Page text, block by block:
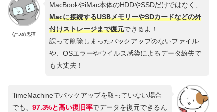
なつめ黒猫
MacBookやiMac本体のHDDやSSDだけではなく、
Macに接続するUSBメモリーやSDカードなどの外
付けストレージまで復元できるよ！
誤って削除しまったバックアップのないファイル
や、OSエラーやウイルス感染によるデータ紛失で
も大丈夫！
TimeMachineでバックアップを取っていない場合
でも、 97.3%と高い復旧率でデータを復元できるん